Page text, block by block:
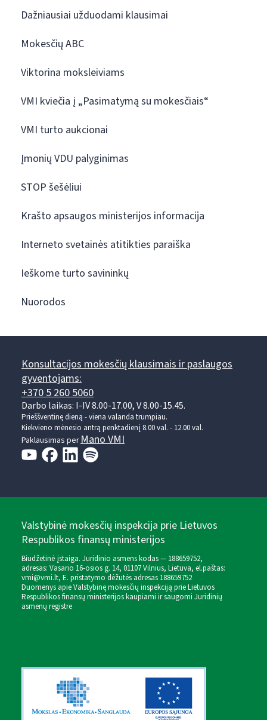
Dažniausiai užduodami klausimai
Mokesčių ABC
Viktorina moksleiviams
VMI kviečia į „Pasimatymą su mokesčiais“
VMI turto aukcionai
Įmonių VDU palyginimas
STOP šešėliui
Krašto apsaugos ministerijos informacija
Interneto svetainės atitikties paraiška
Ieškome turto savininkų
Nuorodos
Konsultacijos mokesčių klausimais ir paslaugos
gyventojams:
+370 5 260 5060
Darbo laikas: I-IV 8.00-17.00, V 8.00-15.45.
Prieššventinę dieną - viena valanda trumpiau.
Kiekvieno mėnesio antrą penktadienį 8.00 val. - 12.00 val.
Paklausimas perMano VMI
Valstybinė mokesčių inspekcija prie Lietuvos
Respublikos finansų ministerijos
Biudžetinė įstaiga. Juridinio asmens kodas — 188659752,
adresas: Vasario 16-osios g. 14, 01107 Vilnius, Lietuva, el.paštas:
vmi@vmi.lt, E. pristatymo dėžutės adresas 188659752
Duomenys apie Valstybinę mokesčių inspekciją prie Lietuvos
Respublikos finansų ministerijos kaupiami ir saugomi Juridinių
asmenų registre